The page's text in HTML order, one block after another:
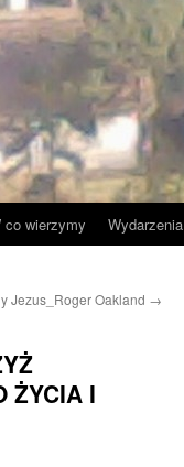
co wierzymy Wydarzenia
Jezus_Roger Oakland →
ŻYCIA I